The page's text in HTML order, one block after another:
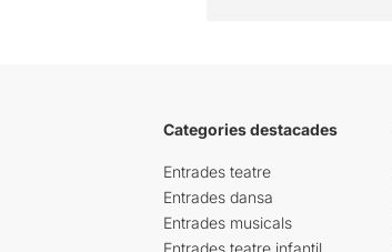
Categories destacades
Entrades teatre
Entrades dansa
Entrades musicals
Entrades teatre infantil